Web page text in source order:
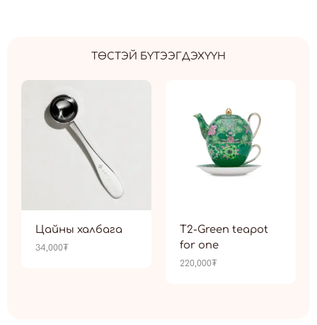
ТӨСТЭЙ БҮТЭЭГДЭХҮҮН
Цайны халбага
34,000₮
T2-Green teapot
for one
220,000₮